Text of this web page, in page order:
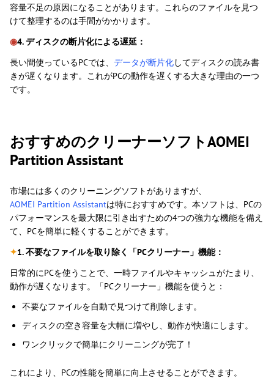
容量不足の原因になることがあります。これらのファイルを見つ
けて整理するのは手間がかかります。
◉4. ディスクの断片化による遅延：
長い間使っているPCでは、 データが断片化してディスクの読み書
きが遅くなります。これがPCの動作を遅くする大きな理由の一つ
です。
おすすめのクリーナーソフトAOMEI
Partition Assistant
市場には多くのクリーニングソフトがありますが、
AOMEI Partition Assistantは特におすすめです。本ソフトは、PCの
パフォーマンスを最大限に引き出すための4つの強力な機能を備え
て、PCを簡単に軽くすることができます。
✦1. 不要なファイルを取り除く「PCクリーナー」機能：
日常的にPCを使うことで、一時ファイルやキャッシュがたまり、
動作が遅くなります。「PCクリーナー」機能を使うと：
不要なファイルを自動で見つけて削除します。
ディスクの空き容量を大幅に増やし、動作が快適にします。
ワンクリックで簡単にクリーニングが完了！
これにより、PCの性能を簡単に向上させることができます。